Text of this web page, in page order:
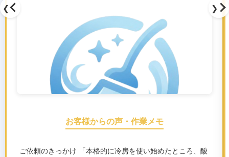
お客様からの声・作業メモ
ご依頼のきっかけ 「本格的に冷房を使い始めたところ、酸
❮ ❯